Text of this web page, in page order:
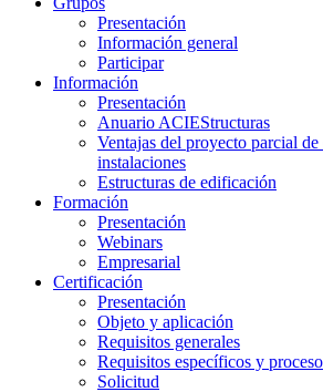
Presentación
Información general
Participar
Información
Presentación
Anuario ACIEStructuras
Ventajas del proyecto parcial de
instalaciones
Estructuras de edificación
Formación
Presentación
Webinars
Empresarial
Certificación
Presentación
Objeto y aplicación
Requisitos generales
Requisitos específicos y proceso
Solicitud